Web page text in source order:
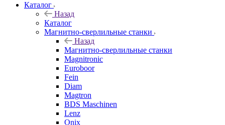
Каталог
Назад
Каталог
Магнитно-сверлильные станки
Назад
Магнитно-сверлильные станки
Magnitronic
Euroboor
Fein
Diam
Magtron
BDS Maschinen
Lenz
Onix